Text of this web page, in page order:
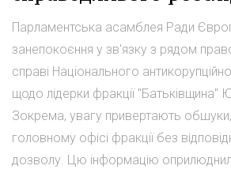
Парламентська асамблея Ради
занепокоєння у зв'язку з рядом
справі Національного
щодо лідерки фракції "Батьківщина"
Зокрема, увагу привертають
головному офісі фракції без
дозволу. Цю інформацію